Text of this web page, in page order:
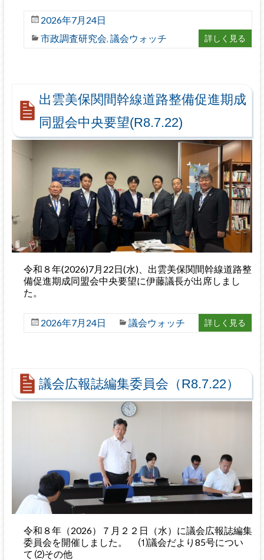
2026年7月24日
市政調査研究会, 議会ウォッチ 詳しく見る
出雲美保関間幹線道路整備促進期成
同盟会中央要望(R8.7.22)
令和８年(2026)7月22日(水)、出雲美保関間幹線道路整
備促進期成同盟会中央要望に伊藤議長が出席しまし
た。
2026年7月24日 議会ウォッチ 詳しく見る
議会広報誌編集委員会（R8.7.22）
令和８年（2026）７月２２日（水）に議会広報誌編集
委員会を開催しました。 ⑴議会だより85号につい
て ⑵その他